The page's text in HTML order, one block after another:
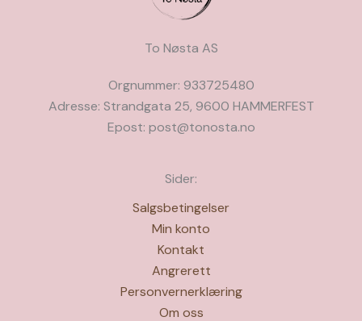
To Nøsta AS
Orgnummer: 933725480
Adresse: Strandgata 25, 9600 HAMMERFEST
Epost: post@tonosta.no
Sider:
Salgsbetingelser
Min konto
Kontakt
Angrerett
Personvernerklæring
Om oss